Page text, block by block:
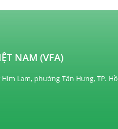
NAM (VFA)
Lam, phường Tân Hưng, TP. Hồ